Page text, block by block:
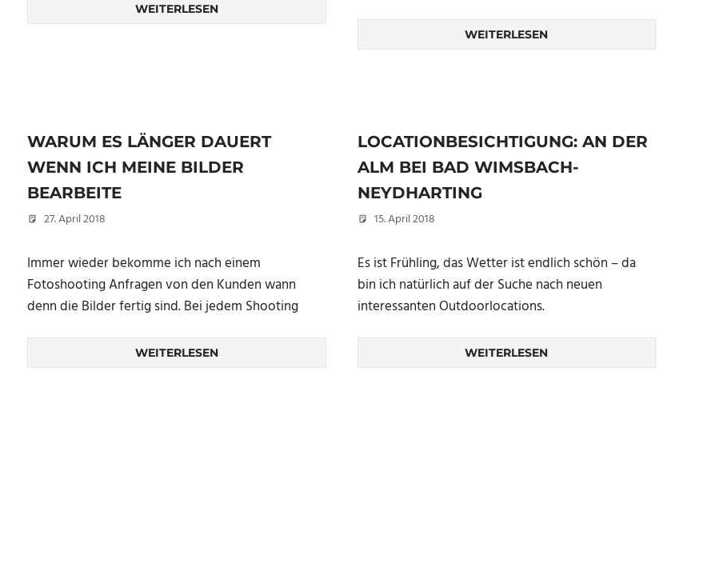
WEITERLESEN
WEITERLESEN
WARUM ES LÄNGER DAUERT
WENN ICH MEINE BILDER
BEARBEITE
27. April 2018
Immer wieder bekomme ich nach einem
Fotoshooting Anfragen von den Kunden wann
denn die Bilder fertig sind. Bei jedem Shooting
WEITERLESEN
LOCATIONBESICHTIGUNG: AN DER
ALM BEI BAD WIMSBACH-
NEYDHARTING
15. April 2018
Es ist Frühling, das Wetter ist endlich schön – da
bin ich natürlich auf der Suche nach neuen
interessanten Outdoorlocations.
WEITERLESEN